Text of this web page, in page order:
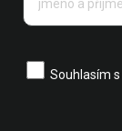
Souhlasím s